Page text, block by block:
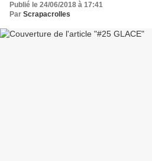
Publié le 24/06/2018 à 17:41
Par Scrapacrolles